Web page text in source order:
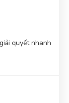
quyết nhanh